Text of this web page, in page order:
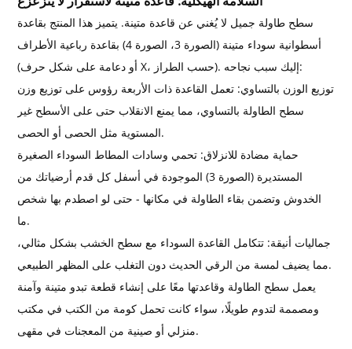
سطح طاولة جميل لا يُغني عن قاعدة متينة. يتميز هذا المنتج بقاعدة
أسطوانية سوداء متينة (الصورة 3، الصورة 4) بقاعدة رباعية الأطراف
(أو دعامة على شكل حرف X، حسب الطراز). إليك سبب نجاحه:
توزيع الوزن بالتساوي: تعمل القاعدة ذات الأربعة رؤوس على توزيع وزن
سطح الطاولة بالتساوي، مما يمنع الانقلاب حتى على الأسطح غير
المستوية مثل الحصى أو الحصى.
حماية مضادة للانزلاق: تحمي وسادات المطاط السوداء الصغيرة
المستديرة (الصورة 3) الموجودة في أسفل كل قدم أرضياتك من
الخدوش وتضمن بقاء الطاولة في مكانها - حتى لو اصطدم بها شخص
ما.
جماليات أنيقة: تتكامل القاعدة السوداء مع سطح الخشب بشكل مثالي،
مما يضيف لمسة من الرقي الحديث دون التغلب على المظهر الطبيعي.
يعمل سطح الطاولة وقاعدتها معًا على إنشاء قطعة تبدو متينة وآمنة
ومصممة لتدوم طويلًا، سواء كانت تحمل كومة من الكتب في مكتب
منزلي أو صينية من المعجنات في مقهى.